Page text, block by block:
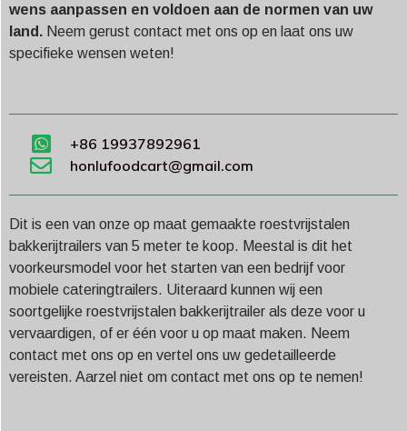
wens aanpassen en voldoen aan de normen van uw
land. Neem gerust contact met ons op en laat ons uw
specifieke wensen weten!
+86 19937892961
honlufoodcart@gmail.com
Dit is een van onze op maat gemaakte roestvrijstalen
bakkerijtrailers van 5 meter te koop. Meestal is dit het
voorkeursmodel voor het starten van een bedrijf voor
mobiele cateringtrailers. Uiteraard kunnen wij een
soortgelijke roestvrijstalen bakkerijtrailer als deze voor u
vervaardigen, of er één voor u op maat maken. Neem
contact met ons op en vertel ons uw gedetailleerde
vereisten. Aarzel niet om contact met ons op te nemen!